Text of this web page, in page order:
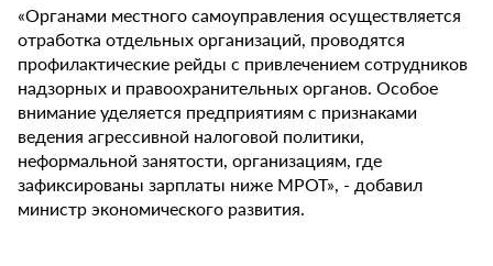
«Органами местного самоуправления осуществляется
отработка отдельных организаций, проводятся
профилактические рейды с привлечением сотрудников
надзорных и правоохранительных органов. Особое
внимание уделяется предприятиям с признаками
ведения агрессивной налоговой политики,
неформальной занятости, организациям, где
зафиксированы зарплаты ниже МРОТ», - добавил
министр экономического развития.